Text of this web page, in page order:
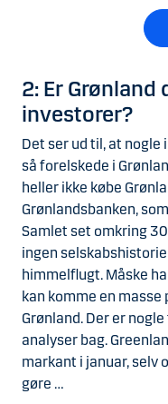
2: Er
investorer?
Det ser ud til, at
så forelskede i
heller ikke købe
Grønlandsbanken,
Samlet set omkring
ingen
himmelflugt. Måske
kan komme en
Grønland. Der er
analyser bag.
markant i januar, selv
gøre …